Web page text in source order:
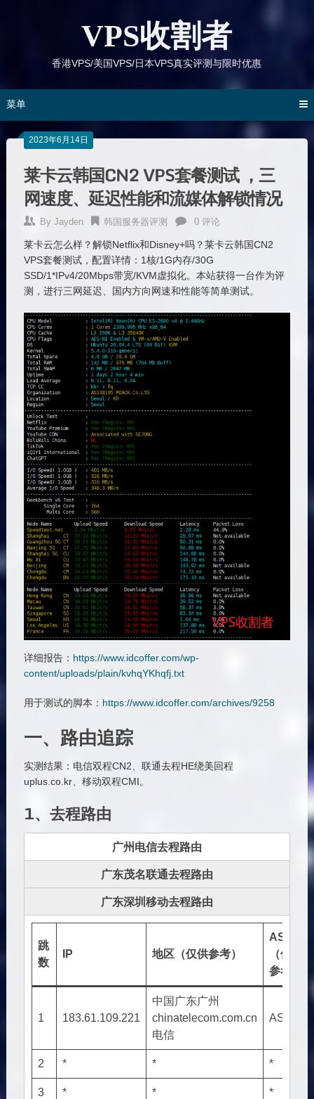
VPS收割者
香港VPS/美国VPS/日本VPS真实评测与限时优惠
菜单
2023年6月14日
莱卡云韩国CN2 VPS套餐测试 ，三
网速度、延迟性能和流媒体解锁情况
By Jayden 韩国服务器评测 0 评论
莱卡云怎么样？解锁Netflix和Disney+吗？莱卡云韩国CN2
VPS套餐测试，配置详情：1核/1G内存/30G
SSD/1*IPv4/20Mbps带宽/KVM虚拟化。本站获得一台作为评
测，进行三网延迟、国内方向网速和性能等简单测试。
详细报告： https://www.idcoffer.com/wp-
content/uploads/plain/kvhqYKhqfj.txt
用于测试的脚本： https://www.idcoffer.com/archives/9258
一、路由追踪
实测结果：电信双程CN2、联通去程HE绕美回程
uplus.co.kr、移动双程CMI。
1、去程路由
广州电信去程路由
广东茂名联通去程路由
广东深圳移动去程路由
跳
数
IP 地区（仅供参考）
AS号
（仅供
参考）
1 183.61.109.221
中国广东广州
chinatelecom.com.cn
电信
AS4134
2 * * *
3 * * *